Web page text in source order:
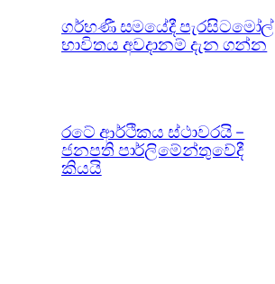
ගර්භණී සමයේදී පැරසිටමෝල්
භාවිතය අවදානම් දැන ගන්න
රටේ ආර්ථිකය ස්ථාවරයි –
ජනපති පාර්ලිමේන්තුවේදී
කියයි